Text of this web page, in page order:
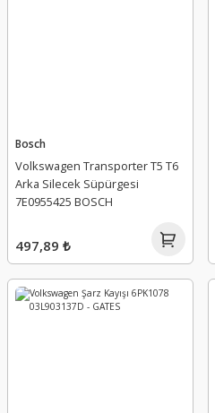
Bosch
Volkswagen Transporter T5 T6
Arka Silecek Süpürgesi
7E0955425 BOSCH
497,89 ₺